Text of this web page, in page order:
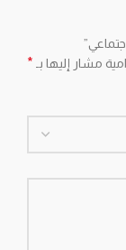
مشار إليها بـ *